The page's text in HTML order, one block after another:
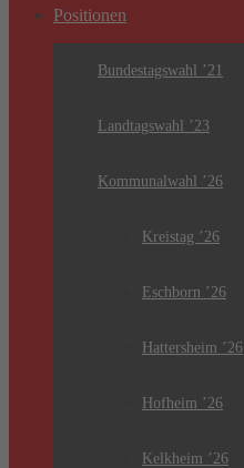
Positionen
Bundestagswahl ’21
Landtagswahl ’23
Kommunalwahl ’26
Kreistag ’26
Eschborn ’26
Hattersheim ’26
Hofheim ’26
Kelkheim ’26